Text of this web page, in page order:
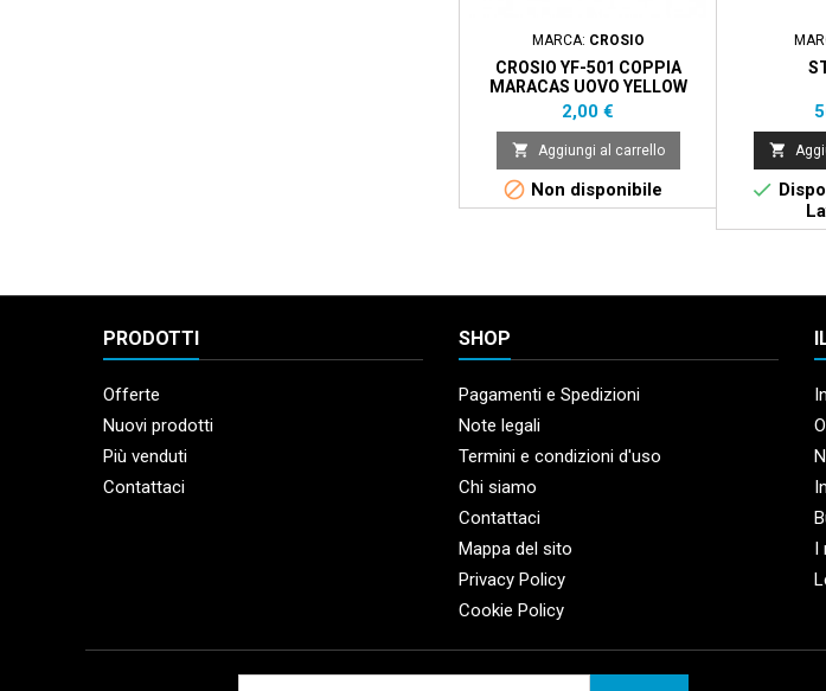
MARCA: CROSIO
CROSIO YF-501 COPPIA
MARACAS UOVO YELLOW
Prezzo
2,00 €
 Aggiungi al carrello
 Non disponibile


PRODOTTI
Offerte
Nuovi prodotti
Più venduti
Contattaci
SHOP
Pagamenti e Spedizioni
Note legali
Termini e condizioni d'uso
Chi siamo
Contattaci
Mappa del sito
Privacy Policy
Cookie Policy
I